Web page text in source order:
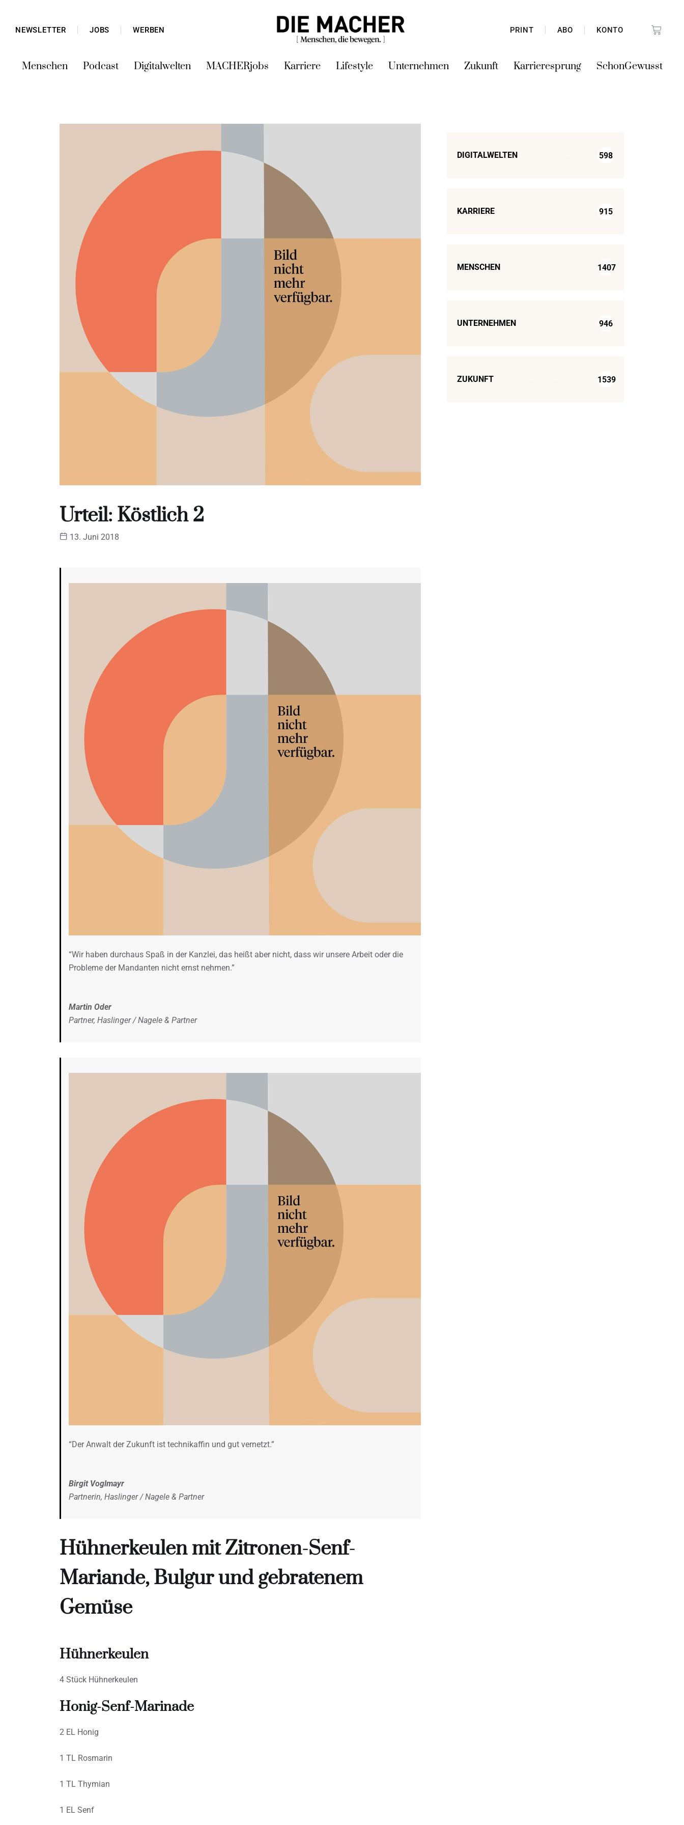
NEWSLETTER JOBS WERBEN PRINT ABO KONTO
Menschen Podcast Digitalwelten MACHERjobs Karriere Lifestyle Unternehmen Zukunft Karrieresprung SchonGewusst
Urteil: Köstlich 2
13. Juni 2018
“Wir haben durchaus Spaß in der Kanzlei, das heißt aber nicht, dass wir unsere Arbeit oder die
Probleme der Mandanten nicht ernst nehmen.”
Martin Oder
Partner, Haslinger / Nagele & Partner
“Der Anwalt der Zukunft ist technikaffin und gut vernetzt.”
Birgit Voglmayr
Partnerin, Haslinger / Nagele & Partner
Hühnerkeulen mit Zitronen-Senf-
Mariande, Bulgur und gebratenem
Gemüse
Hühnerkeulen
4 Stück Hühnerkeulen
Honig-Senf-Marinade
2 EL Honig
1 TL Rosmarin
1 TL Thymian
1 EL Senf
DIGITALWELTEN 598
KARRIERE 915
MENSCHEN 1407
UNTERNEHMEN 946
ZUKUNFT 1539